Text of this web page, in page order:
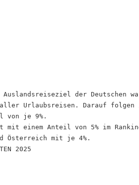
der Deutschen
Urlaubsreisen. Darauf
von je 9%.
mit einem Anteil von 5% im
Österreich mit je 4%.
2025